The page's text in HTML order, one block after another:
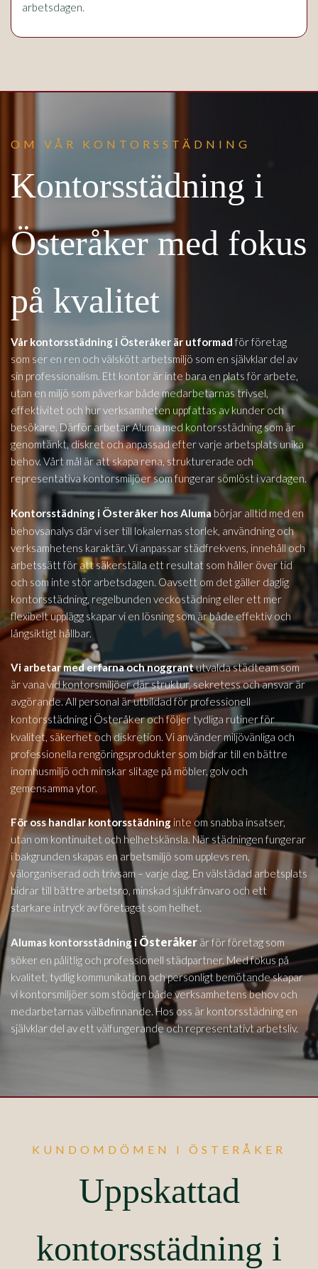
arbetsdagen.
OM VÅR KONTORSSTÄDNING
Kontorsstädning i
Österåker med fokus
på kvalitet
Vår kontorsstädning i Österåker är utformad för företag
som ser en ren och välskött arbetsmiljö som en självklar del av
sin professionalism. Ett kontor är inte bara en plats för arbete,
utan en miljö som påverkar både medarbetarnas trivsel,
effektivitet och hur verksamheten uppfattas av kunder och
besökare. Därför arbetar Aluma med kontorsstädning som är
genomtänkt, diskret och anpassad efter varje arbetsplats unika
behov. Vårt mål är att skapa rena, strukturerade och
representativa kontorsmiljöer som fungerar sömlöst i vardagen.
Kontorsstädning i Österåker hos Aluma börjar alltid med en
behovsanalys där vi ser till lokalernas storlek, användning och
verksamhetens karaktär. Vi anpassar städfrekvens, innehåll och
arbetssätt för att säkerställa ett resultat som håller över tid
och som inte stör arbetsdagen. Oavsett om det gäller daglig
kontorsstädning, regelbunden veckostädning eller ett mer
flexibelt upplägg skapar vi en lösning som är både effektiv och
långsiktigt hållbar.
Vi arbetar med erfarna och noggrantutvalda städteam som
är vana vid kontorsmiljöer där struktur, sekretess och ansvar är
avgörande. All personal är utbildad för professionell
kontorsstädning i Österåkeroch följer tydliga rutiner för
kvalitet, säkerhet och diskretion. Vi använder miljövänliga och
professionella rengöringsprodukter som bidrar till en bättre
inomhusmiljö och minskar slitage på möbler, golv och
gemensamma ytor.
För oss handlar kontorsstädning inte om snabba insatser,
utan om kontinuitet och helhetskänsla. När städningen fungerar
i bakgrunden skapas en arbetsmiljö som upplevs ren,
välorganiserad och trivsam – varje dag. En välstädad arbetsplats
bidrar till bättre arbetsro, minskad sjukfrånvaro och ett
starkare intryck av företaget som helhet.
Alumas kontorsstädning i Österåker är för företag som
söker en pålitlig och professionell städpartner. Med fokus på
kvalitet, tydlig kommunikation och personligt bemötande skapar
vi kontorsmiljöer som stödjer både verksamhetens behov och
medarbetarnas välbefinnande. Hos oss är kontorsstädning en
självklar del av ett välfungerande och representativt arbetsliv.
KUNDOMDÖMEN I ÖSTERÅKER
Uppskattad
kontorsstädning i